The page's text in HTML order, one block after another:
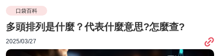
口袋百科
多頭排列是什麼？代表什麼意思?怎麼查?
2025/03/27